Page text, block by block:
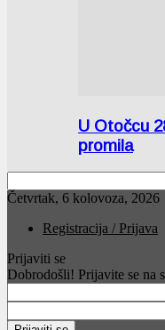
U Otočcu
promila
Četvrtak, 6 kolovoza, 2026
Registracija / Prijava
Prijaviti se
Dobrodošli! Prijavite se na